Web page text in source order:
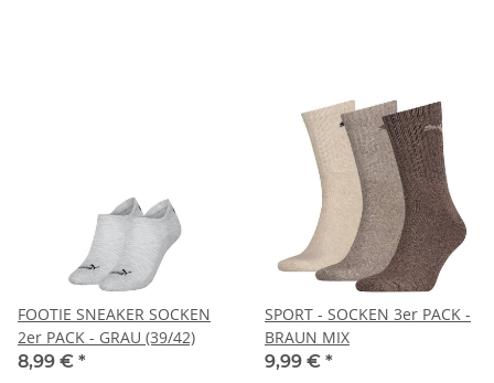
FOOTIE SNEAKER SOCKEN
2er PACK - GRAU (39/42)
8,99 € *
SPORT - SOCKEN 3er PACK -
BRAUN MIX
9,99 € *